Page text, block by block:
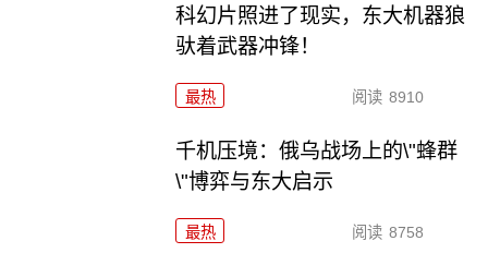
科幻片照进了现实，东大机器狼
驮着武器冲锋！
最热 阅读 8910
千机压境：俄乌战场上的\"蜂群
\"博弈与东大启示
最热 阅读 8758